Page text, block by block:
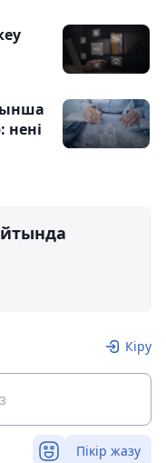
нені
Кіру
Пікір жазу